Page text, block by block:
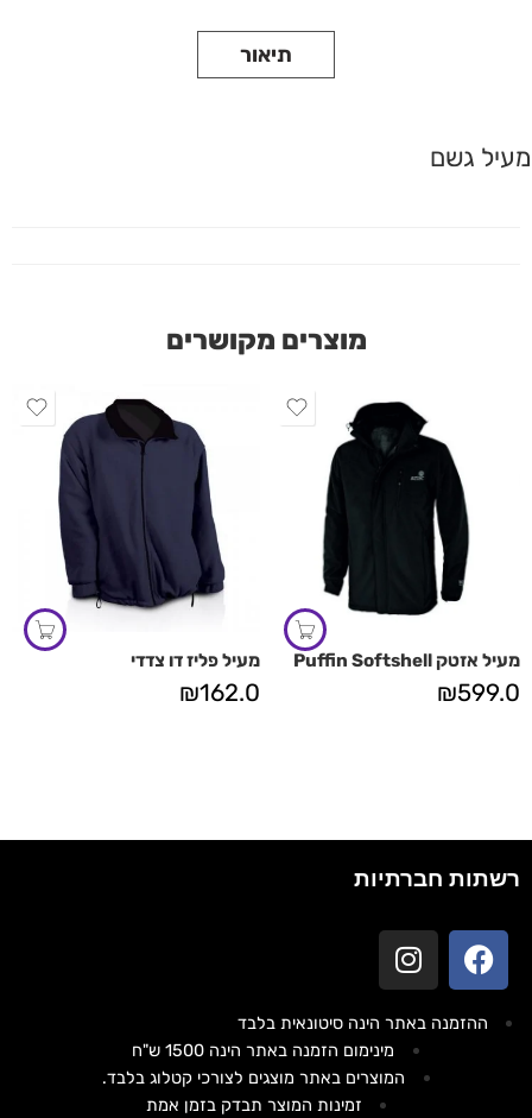
תיאור
מעיל גשם
מוצרים מקושרים
מעיל אזטק Puffin Softshell
₪599.0
מעיל פליז דו צדדי
₪162.0
רשתות חברתיות
ההזמנה באתר הינה סיטונאית בלבד
מינימום הזמנה באתר הינה 1500 ש"ח
המוצרים באתר מוצגים לצורכי קטלוג בלבד.
זמינות המוצר תבדק בזמן אמת